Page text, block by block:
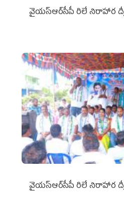
వైయ‌స్ఆర్‌సీపీ రిలే నిరాహార
వైయ‌స్ఆర్‌సీపీ రిలే నిరాహార